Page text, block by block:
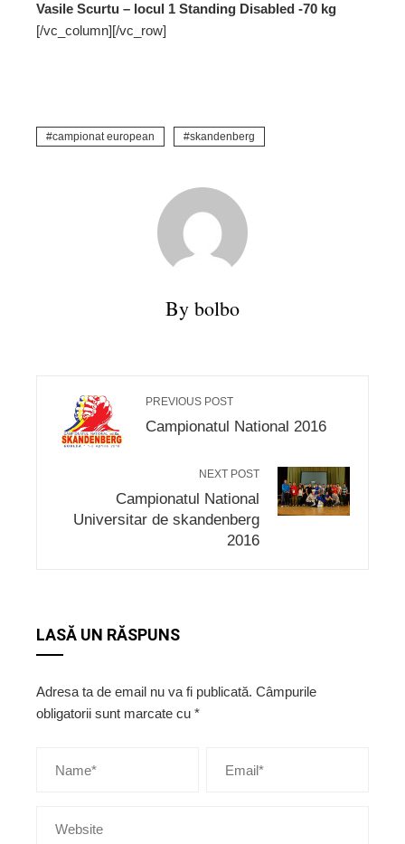
Vasile Scurtu – locul 1 Standing Disabled -70 kg
[/vc_column][/vc_row]
campionat european skandenberg
By bolbo
PREVIOUS POST
Campionatul National 2016
NEXT POST
Campionatul National
Universitar de skandenberg
2016
LASĂ UN RĂSPUNS
Adresa ta de email nu va fi publicată. Câmpurile
obligatorii sunt marcate cu *